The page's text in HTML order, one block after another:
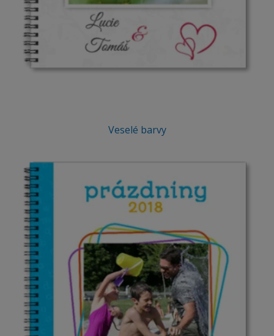
Veselé barvy